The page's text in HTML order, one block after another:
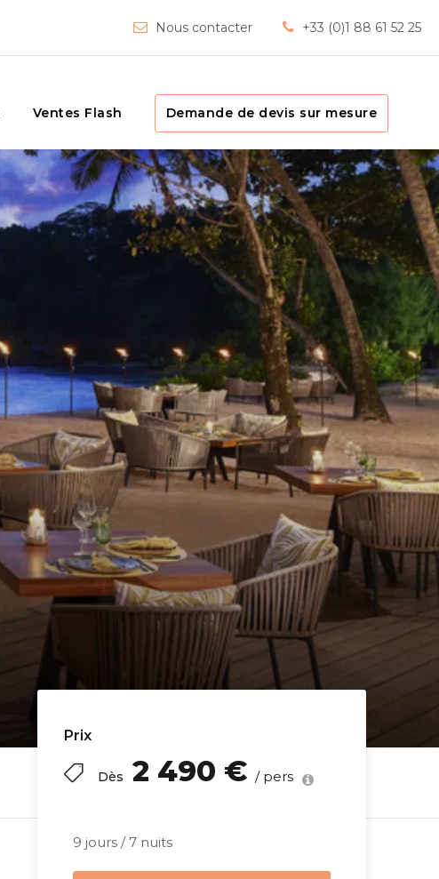
Nous contacter +33 (0)1 88 61 52 25
Ventes Flash Demande de devis sur mesure
Prix
Dès 2 490 € / pers
9 jours / 7 nuits